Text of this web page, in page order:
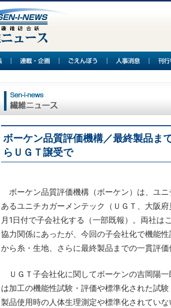
ボーケン品質評価機構／最終製品ま
らＵＧＴ譲受で
ボーケン品質評価機構（ボーケン）は、ユ
あるユニチカガーメンテック（ＵＧＴ、大阪
月1日付で子会社化する（一部既報）。両社は
協力関係にあったが、今回の子会社化で機能
から糸・生地、さらに最終製品までの一貫評価
ＵＧＴ子会社化に関してボーケンの吉岡陽
は加工の機能性試験・評価や標準化された試
製品使用時の人体生理測定や標準化されてい